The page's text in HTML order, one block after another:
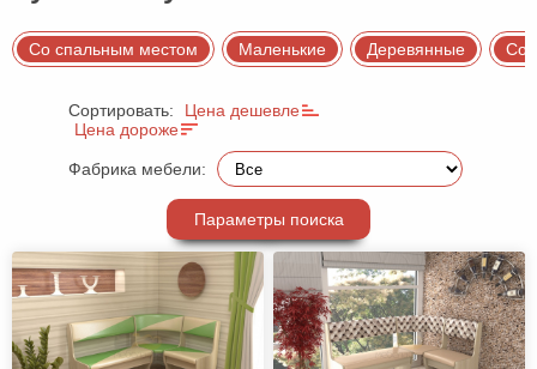
Диваны
мебель
Детская
мебель
Мебель
гостиную
для
прихожей
Столы
Комоды
Офисная
Со спальным местом Маленькие Деревянные Со
Сортировать:
Цена дешевле
Цена дороже
Фабрика мебели:
Параметры поиска